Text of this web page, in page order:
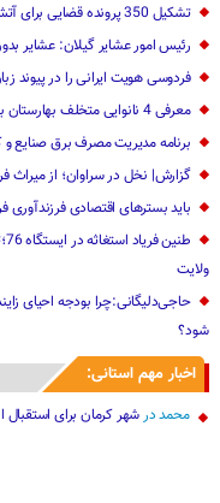
تشکیل 350 پرونده قضایی برای آتش‌سوزی در مزارع خوزستان
رئیس امور عشایر گیلان: عشایر
فردوسی هویت ایرانی را در پیوند
معرفی 4 نانوایی متخلف بهارستان به تعزیرات
برنامه مدیریت مصرف برق صنایع
گزارش| نخل در سراوان؛ از
باید بسترهای اقتصادی فرزندآوری
ولایت
حاجی‌دلیگانی:چرا بودجه‌ احیای
شود؟
اخبار مهم استانی:
محمددر شهر کرمان برای استقبال